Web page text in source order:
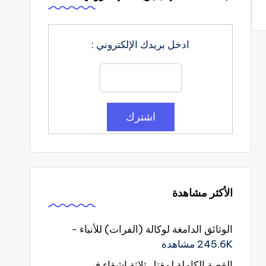
ادخل بريدك الإلكتروني :
الأكثر مشاهدة
الوثائق الدامغة لوكالة (الفرات) للأنباء -
245.6K مشاهدة